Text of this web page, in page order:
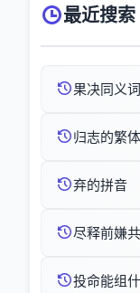
最近搜索
果决同义词
归志的繁体
弃的拼音
尽释前嫌
投命能组